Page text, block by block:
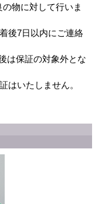
物に対して行いま
後7日以内にご連絡
は保証の対象外とな
はいたしません。